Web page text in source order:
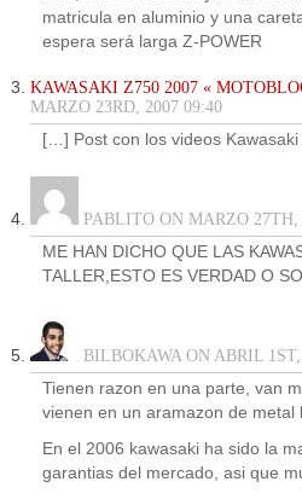
matricula en aluminio y una
espera será larga Z-POWER
KAWASAKI Z750 2007 «
MARZO 23RD, 2007 09:40
[…] Post con los videos
PABLITO ON MARZO 27TH,
ME HAN DICHO QUE LAS
TALLER,ESTO ES VERDAD O
BILBOKAWA ON ABRIL
Tienen razon en una parte, van
vienen en un aramazon de metal
En el 2006 kawasaki ha sido la
garantias del mercado, asi que